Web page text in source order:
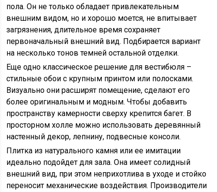
пола. Он не только обладает привлекательным
внешним видом, но и хорошо моется, не впитывает
загрязнения, длительное время сохраняет
первоначальный внешний вид. Подбирается вариант
на несколько тонов темней остальной отделки.
Еще одно классическое решение для вестибюля –
стильные обои с крупным принтом или полосками.
Визуально они расширят помещение, сделают его
более оригинальным и модным. Чтобы добавить
пространству камерности сверху крепится багет. В
просторном холле можно использовать деревянный
настенный декор, лепнину, подвесные консоли.
Плитка из натурального камня или ее имитации
идеально подойдет для зала. Она имеет солидный
внешний вид, при этом неприхотлива в уходе и стойко
переносит механические воздействия. Производители